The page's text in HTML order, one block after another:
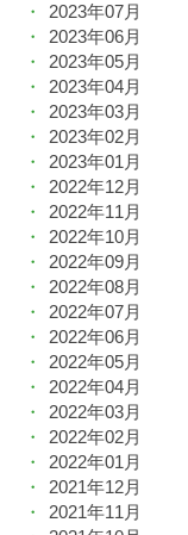
2023年07月
2023年06月
2023年05月
2023年04月
2023年03月
2023年02月
2023年01月
2022年12月
2022年11月
2022年10月
2022年09月
2022年08月
2022年07月
2022年06月
2022年05月
2022年04月
2022年03月
2022年02月
2022年01月
2021年12月
2021年11月